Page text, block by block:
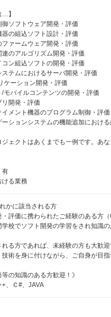
…】
ソフトウェア開発・評価
の組込ソフト設計・評価
ァームウェア開発・評価
のアルゴリズム開発・評価
ン組込ソフトの開発・評価
テムにおけるサーバ開発・評価
ーション開発・評価
バイルコンテンツの開発・評価
開発・評価
メント機器のプログラム制御・評価
ションシステムの機能追加におけ
ェクトはあくまでも一例です。あ
有
ける業務
かに該当される方
・評価に携わられたご経験のある方（
学校でソフト開発の学習をされ知識
る方であれば、未経験の方も大歓迎
術を身に付けながら、ご自身が目
等の知識のある方歓迎！》
、Ｃ#、JAVA